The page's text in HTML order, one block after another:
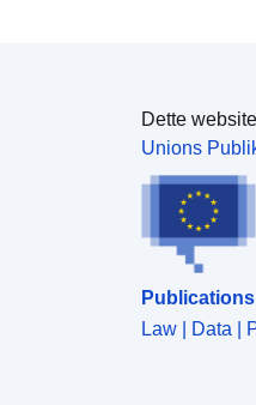
Dette
Unions
Law | Data |